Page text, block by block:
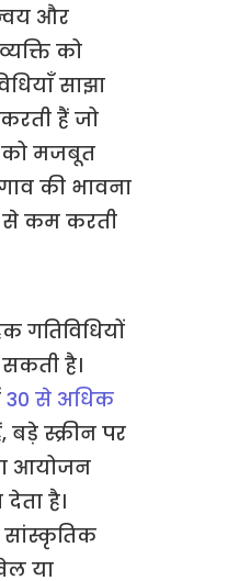
और
को
साझा
हैं जो
को मजबूत
की भावना
से कम करती
गतिविधियों
है।
30 से अधिक
बड़े स्क्रीन पर
आयोजन
है।
सांस्कृतिक
या